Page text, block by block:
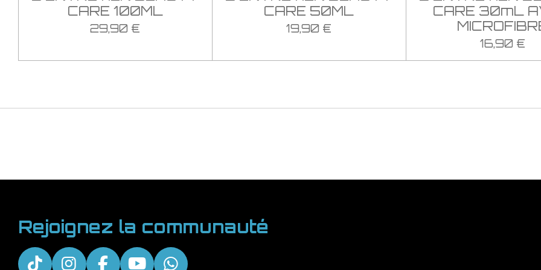
CARE 100ML
29,90 €
CARE 50ML
19,90 €
CARE 30mL
16,90 €
Rejoignez la communauté